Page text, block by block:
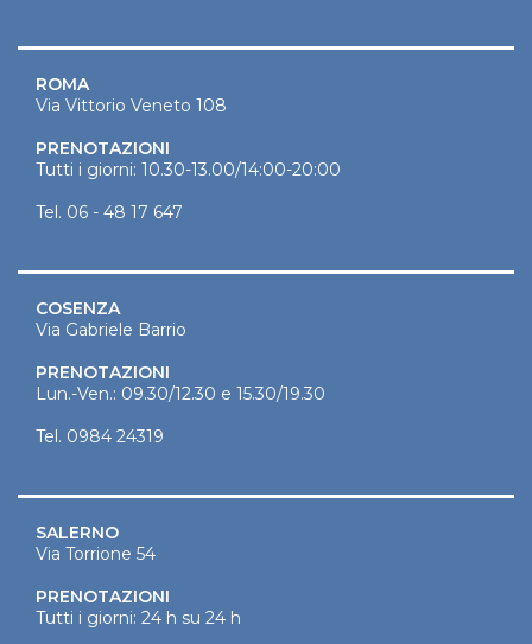
ROMA
Via Vittorio Veneto 108
PRENOTAZIONI
Tutti i giorni: 10.30-13.00/14:00-20:00
Tel. 06 - 48 17 647
COSENZA
Via Gabriele Barrio
PRENOTAZIONI
Lun.-Ven.: 09.30/12.30 e 15.30/19.30
Tel. 0984 24319
SALERNO
Via Torrione 54
PRENOTAZIONI
Tutti i giorni: 24 h su 24 h